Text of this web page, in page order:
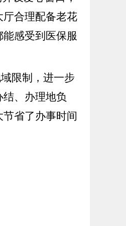
合理配备老花
感受到医保服
限制，进一步
、办理地负
省了办事时间